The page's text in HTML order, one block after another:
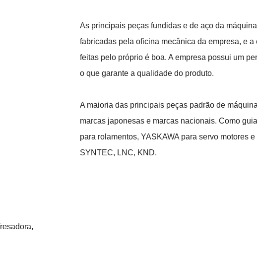
As principais peças fundidas e de aço da
fabricadas pela oficina mecânica da empresa, e
feitas pelo próprio é boa. A empresa possui um
o que garante a qualidade do produto.
A maioria das principais peças padrão de
marcas japonesas e marcas nacionais. Como
para rolamentos, YASKAWA para servo motores
SYNTEC, LNC, KND.